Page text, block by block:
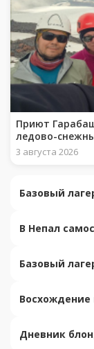
Приют
ледово-
3 августа 2026
Базовый
В Непал
Базовый
Дневник